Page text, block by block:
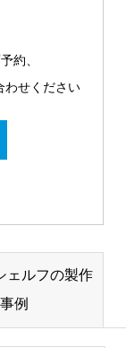
約、
わせください
ェルフの製作
事例